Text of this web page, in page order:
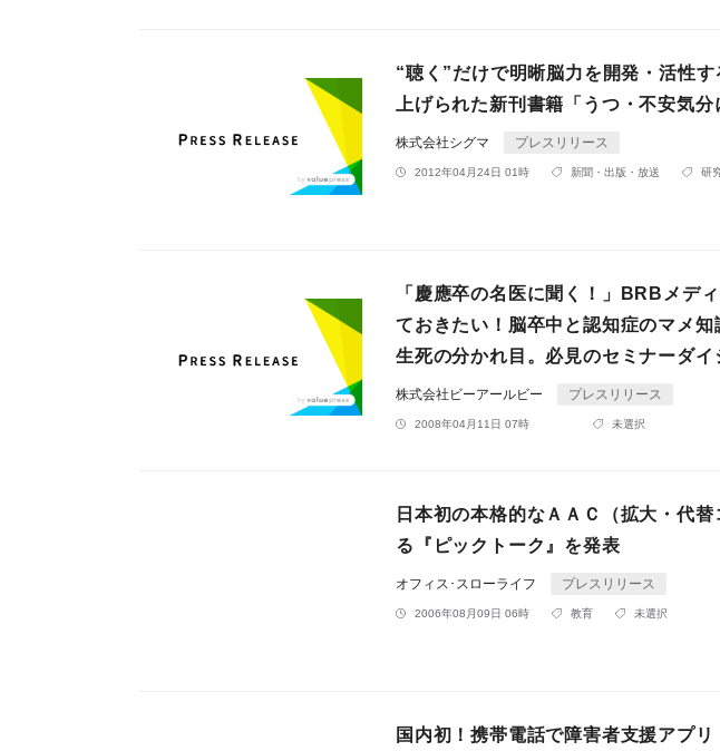
“聴く”だけで明晰脳力を開発・活性
上げられた新刊書籍「うつ・不安気
株式会社シグマ プレスリリース
2012年04月24日 01時 新聞・出版・放送 研
「慶應卒の名医に聞く！」BRBメデ
ておきたい！脳卒中と認知症のマメ
生死の分かれ目。必見のセミナーダイ
株式会社ビーアールビー プレスリリース
2008年04月11日 07時 未選択
日本初の本格的なＡＡＣ（拡大・代
る『ピックトーク』を発表
オフィス･スローライフ プレスリリース
2006年08月09日 06時 教育 未選択
国内初！携帯電話で障害者支援アプリ